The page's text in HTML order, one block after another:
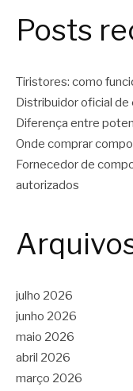
Posts
Tiristores: como
Distribuidor oficial de
Diferença entre
Onde comprar
Fornecedor de
autorizados
julho 2026
junho 2026
maio 2026
abril 2026
março 2026